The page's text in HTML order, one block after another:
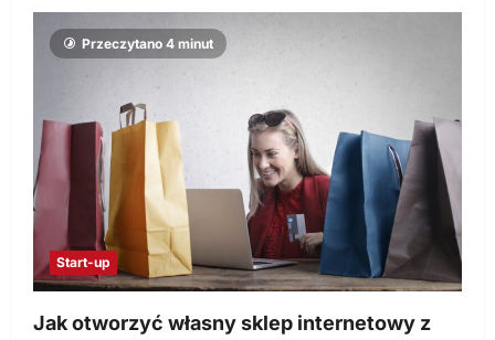
Przeczytano 4 minut
Start-up
Jak otworzyć własny sklep internetowy z